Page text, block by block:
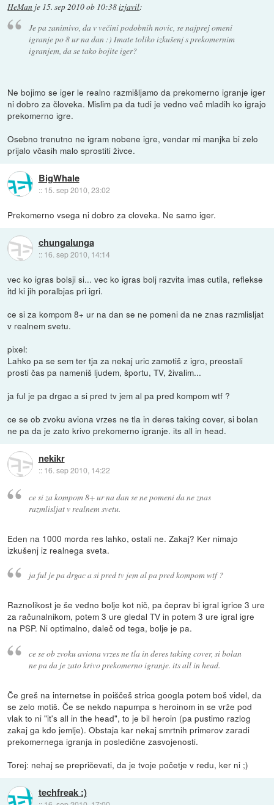
HeMan je 15. sep 2010 ob 10:38izjavil:
Je pa zanimivo, da v večini podobnih novic, se najprej omeni
igranje po 8 ur na dan :) Imate toliko izkušenj s prekomernim
igranjem, da se tako bojite iger?
Ne bojimo se iger le realno razmišljamo da prekomerno igranje iger
ni dobro za človeka. Mislim pa da tudi je vedno več mladih ko igrajo
prekomerno igre.
Osebno trenutno ne igram nobene igre, vendar mi manjka bi zelo
prijalo včasih malo sprostiti živce.
BigWhale
:: 15. sep 2010, 23:02
Prekomerno vsega ni dobro za cloveka. Ne samo iger.
chungalunga
:: 16. sep 2010, 14:14
vec ko igras bolsji si... vec ko igras bolj razvita imas cutila, reflekse
itd ki jih poralbjas pri igri.
ce si za kompom 8+ ur na dan se ne pomeni da ne znas razmlisljat
v realnem svetu.
pixel:
Lahko pa se sem ter tja za nekaj uric zamotiš z igro, preostali
prosti čas pa nameniš ljudem, športu, TV, živalim...
ja ful je pa drgac a si pred tv jem al pa pred kompom wtf ?
ce se ob zvoku aviona vrzes ne tla in deres taking cover, si bolan
ne pa da je zato krivo prekomerno igranje. its all in head.
nekikr
:: 16. sep 2010, 14:22
ce si za kompom 8+ ur na dan se ne pomeni da ne znas
razmlisljat v realnem svetu.
Eden na 1000 morda res lahko, ostali ne. Zakaj? Ker nimajo
izkušenj iz realnega sveta.
ja ful je pa drgac a si pred tv jem al pa pred kompom wtf ?
Raznolikost je še vedno bolje kot nič, pa čeprav bi igral igrice 3 ure
za računalnikom, potem 3 ure gledal TV in potem 3 ure igral igre
na PSP. Ni optimalno, daleč od tega, bolje je pa.
ce se ob zvoku aviona vrzes ne tla in deres taking cover, si bolan
ne pa da je zato krivo prekomerno igranje. its all in head.
Če greš na internetse in poiščeš strica googla potem boš videl, da
se zelo motiš. Če se nekdo napumpa s heroinom in se vrže pod
vlak to ni "it's all in the head", to je bil heroin (pa pustimo razlog
zakaj ga kdo jemlje). Obstaja kar nekaj smrtnih primerov zaradi
prekomernega igranja in posledične zasvojenosti.
Torej: nehaj se prepričevati, da je tvoje početje v redu, ker ni ;)
techfreak :)